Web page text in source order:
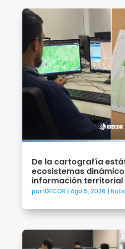
De la cartografía
ecosistemas
información territorial
porIDECOR | Ago 5, 2026 |